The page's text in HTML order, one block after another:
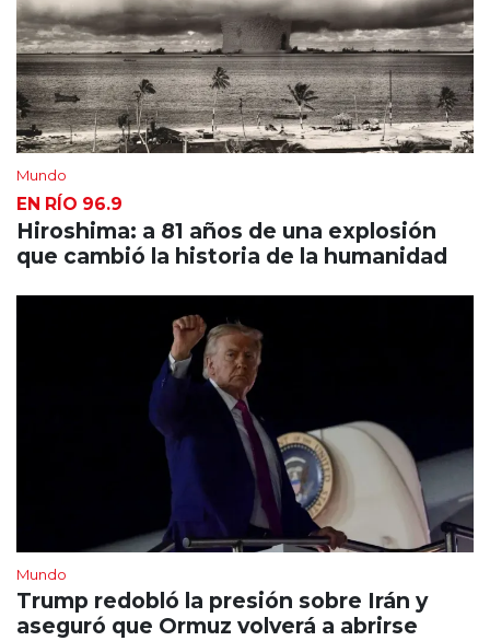
Mundo
EN RÍO 96.9
Hiroshima: a 81 años de una explosión
que cambió la historia de la humanidad
Mundo
Trump redobló la presión sobre Irán y
aseguró que Ormuz volverá a abrirse